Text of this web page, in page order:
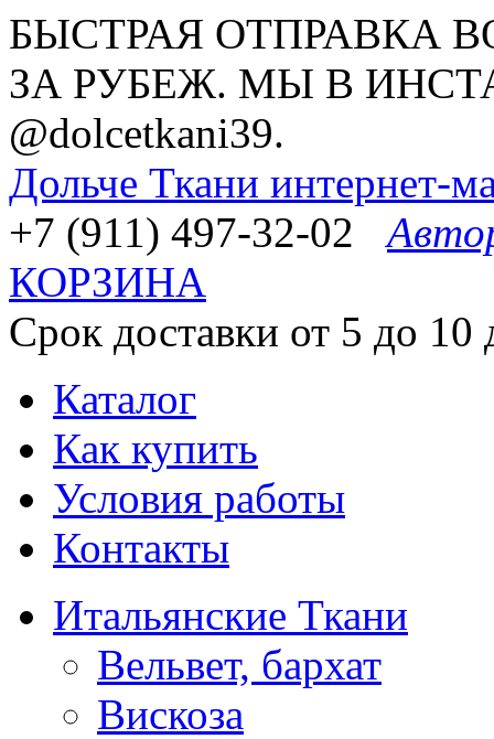
БЫСТРАЯ ОТПРАВКА
ЗА РУБЕЖ. МЫ В
@dolcetkani39.
Дольче Ткани интернет-
+7 (911) 497-32-02
КОРЗИНА
Срок доставки от 5 до 10
Каталог
Как купить
Условия работы
Контакты
Итальянские Ткани
Вельвет, бархат
Вискоза